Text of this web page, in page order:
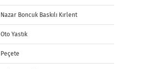
Nazar Boncuk Baskılı Kırlent
Oto Yastık
Peçete